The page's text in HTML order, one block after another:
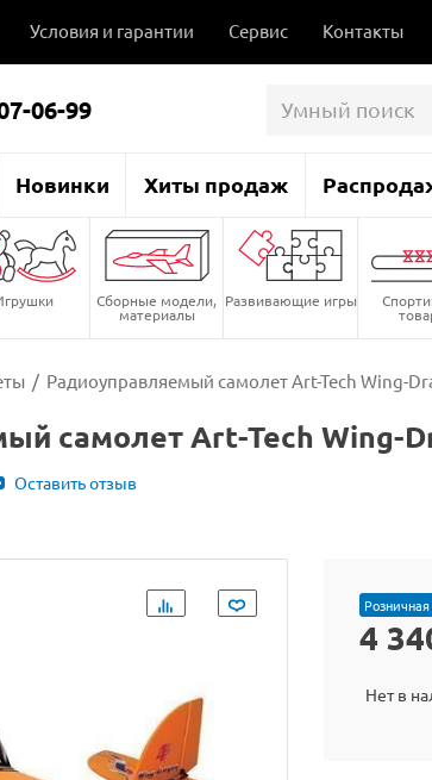
Условия и гарантии Сервис Контакты
06-99
Новинки Хиты продаж
Сборные модели,
материалы
Развивающие игры
/ Радиоуправляемый самолет Art-Tech Wing-
самолет Art-Tech Wing-
Оставить отзыв
4
Нет в